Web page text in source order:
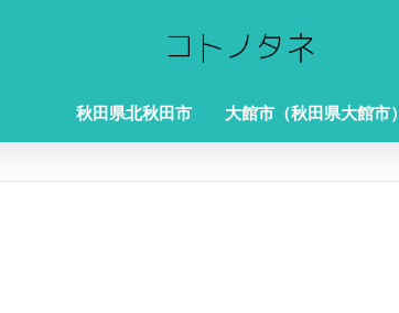
秋田県北秋田市 大館市（秋田県大館市）